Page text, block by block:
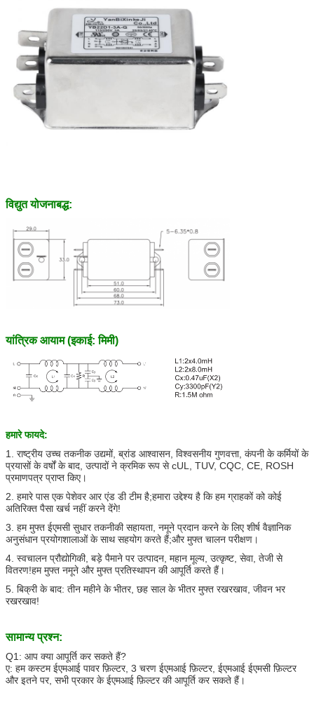
विद्युत योजनाबद्ध:
यांत्रिक आयाम (इकाई: मिमी)
हमारे फायदे:
1. राष्ट्रीय उच्च तकनीक उद्यमों, ब्रांड आश्वासन, विश्वसनीय गुणवत्ता, कंपनी के कर्मियों के
प्रयासों के वर्षों के बाद, उत्पादों ने क्रमिक रूप से cUL, TUV, CQC, CE, ROSH
प्रमाणपत्र प्राप्त किए।
2. हमारे पास एक पेशेवर आर एंड डी टीम है;हमारा उद्देश्य है कि हम ग्राहकों को कोई
अतिरिक्त पैसा खर्च नहीं करने देंगे!
3. हम मुफ्त ईएमसी सुधार तकनीकी सहायता, नमूने प्रदान करने के लिए शीर्ष वैज्ञानिक
अनुसंधान प्रयोगशालाओं के साथ सहयोग करते हैं;और मुफ्त चालन परीक्षण।
4. स्वचालन प्रौद्योगिकी, बड़े पैमाने पर उत्पादन, महान मूल्य, उत्कृष्ट, सेवा, तेजी से
वितरण!हम मुफ्त नमूने और मुफ्त प्रतिस्थापन की आपूर्ति करते हैं।
5. बिक्री के बाद: तीन महीने के भीतर, छह साल के भीतर मुफ्त रखरखाव, जीवन भर
रखरखाव!
सामान्य प्रश्न:
Q1: आप क्या आपूर्ति कर सकते हैं?
ए: हम कस्टम ईएमआई पावर फ़िल्टर, 3 चरण ईएमआई फ़िल्टर, ईएमआई ईएमसी फ़िल्टर
और इतने पर, सभी प्रकार के ईएमआई फ़िल्टर की आपूर्ति कर सकते हैं।